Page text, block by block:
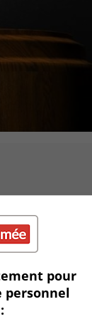
fait subir
ils ont
pour
personnel